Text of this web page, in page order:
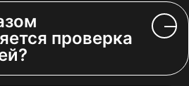
проверка